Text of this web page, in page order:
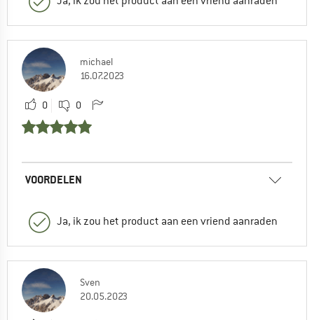
michael
16.07.2023
0 0
VOORDELEN
Ja, ik zou het product aan een vriend aanraden
Sven
20.05.2023